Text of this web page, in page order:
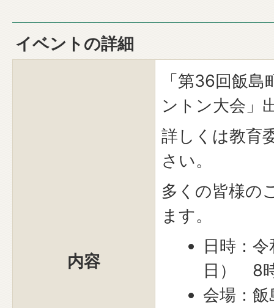
イベントの詳細
内容
「第36回飯
ントン大会」
詳しくは教育
さい。
多くの皆様の
ます。
日時：
日） 8
会場：